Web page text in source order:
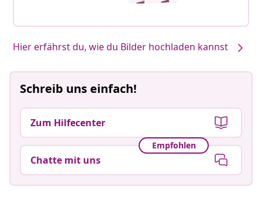
Hier erfährst du, wie du Bilder hochladen kannst
Schreib uns einfach!
Zum Hilfecenter
Empfohlen
Chatte mit uns